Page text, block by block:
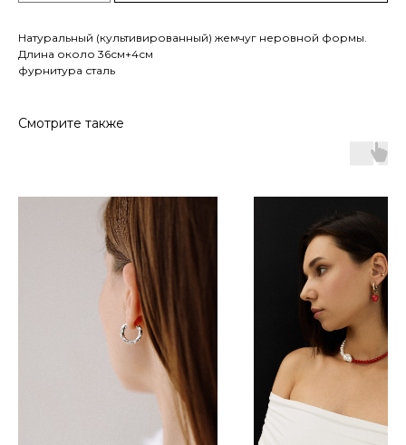
Натуральный (культивированный) жемчуг неровной формы.
Длина около 36см+4см
фурнитура сталь
Смотрите также